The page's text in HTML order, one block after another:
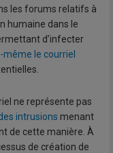
les forums relatifs à
humaine dans le
d’infecter
le courriel
ne représente pas
intrusions menant
de cette manière. À
de création de